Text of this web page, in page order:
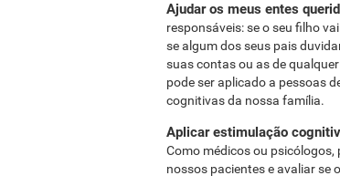
Ajudar os meus entes
responsáveis: se o seu filho
se algum dos seus pais
suas contas ou as de
pode ser aplicado a pessoas
cognitivas da nossa família.
Aplicar estimulação
Como médicos ou
nossos pacientes e avaliar se